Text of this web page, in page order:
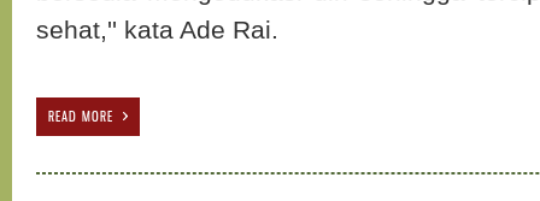
sehat,'' kata Ade Rai.
READ MORE